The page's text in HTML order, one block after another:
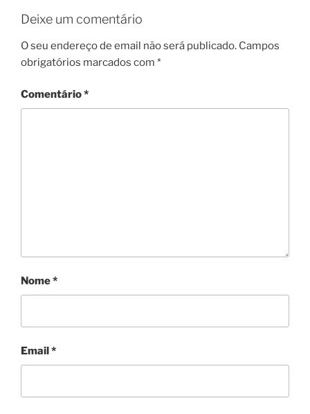
Deixe um comentário
O seu endereço de email não será publicado. Campos
obrigatórios marcados com *
Comentário*
Nome*
Email*